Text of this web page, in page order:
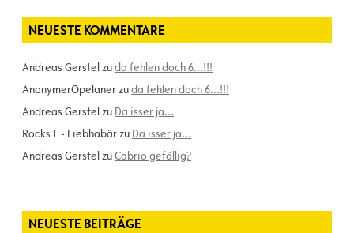
NEUESTE KOMMENTARE
Andreas Gerstelzuda fehlen doch 6…!!!
AnonymerOpelanerzuda fehlen doch 6…!!!
Andreas Gerstelzu Da isser ja…
Rocks E - Liebhabärzu Da isser ja…
Andreas GerstelzuCabrio gefällig?
NEUESTE BEITRÄGE